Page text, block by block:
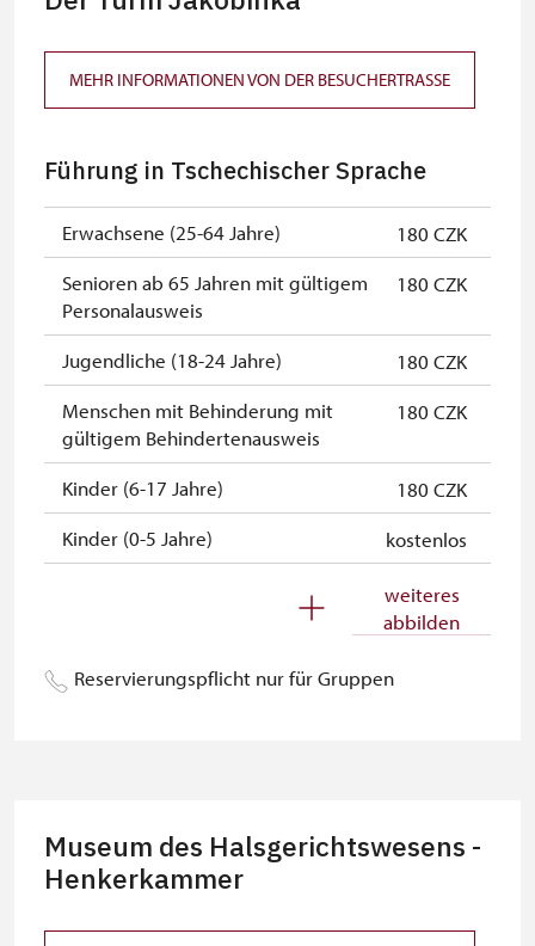
gültigem Mitgliedsausweis *
Inhaber der freien Eintrittskarte
kostenlos
Eintrittskarte
NPÚ-Karte
kostenlos
"Náš člověk"-Karte *
kostenlos
* Freier Eintritt nur für den
Karteninhaber
MEHR INFORMATIONEN VON DER BESUCHERTRASSE
Führung in Tschechischer Sprache
Erwachsene (25-64 Jahre)
180 CZK
Senioren ab 65 Jahren mit gültigem
Personalausweis
180 CZK
Jugendliche (18-24 Jahre)
180 CZK
Menschen mit Behinderung mit
gültigem Behindertenausweis
180 CZK
Kinder (6-17 Jahre)
180 CZK
Kinder (0-5 Jahre)
kostenlos
kostenlos
Begleitperson von Schülergruppen
pro 15 Schülern
Mitglieder von ICOMOS mit
weiteres
abbilden
Reservierungspflicht nur für Gruppen
Museum des Halsgerichtswesens -
Henkerkammer